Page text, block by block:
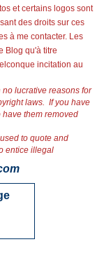
et certains logos sont
des droits sur ces
à me contacter. Les
Blog qu'à titre
incitation au
lucrative reasons for
laws. If you have
have them removed
to quote and
entice illegal
m